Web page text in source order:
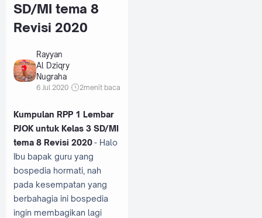
SD/MI tema 8
Revisi 2020
Rayyan
Al Dziqry
Nugraha
6 Jul 2020 2menit baca
Kumpulan RPP 1 Lembar
PJOK untuk Kelas 3 SD/MI
tema 8 Revisi 2020- Halo
Ibu bapak guru yang
bospedia hormati, nah
pada kesempatan yang
berbahagia ini bospedia
ingin membagikan lagi